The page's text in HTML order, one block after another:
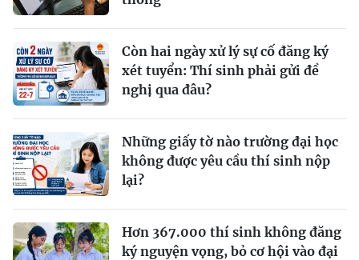
Còn hai ngày xử lý sự cố đăng ký
xét tuyển: Thí sinh phải gửi đề
nghị qua đâu?
Những giấy tờ nào trường đại học
không được yêu cầu thí sinh nộp
lại?
Hơn 367.000 thí sinh không đăng
ký nguyện vọng, bỏ cơ hội vào đại